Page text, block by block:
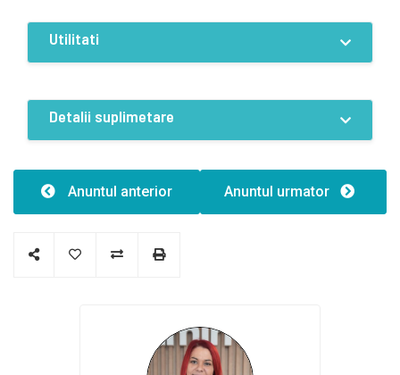
Utilitati
Detalii suplimetare
Clădire er:
Anuntul anterior Anuntul urmator